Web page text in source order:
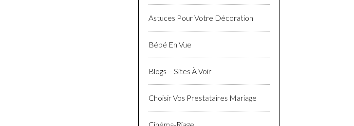
Astuces Pour Votre Décoration
Bébé En Vue
Blogs – Sites À Voir
Choisir Vos Prestataires Mariage